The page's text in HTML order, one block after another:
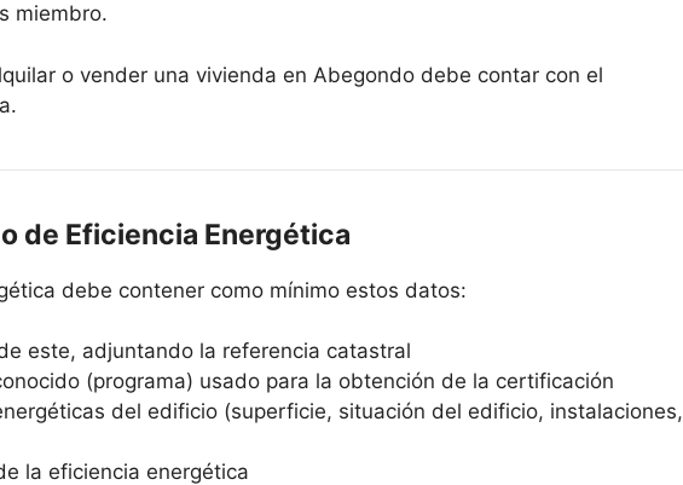
miembro.
o vender una vivienda en Abegondo debe contar con el
de Eficiencia Energética
debe contener como mínimo estos datos:
este, adjuntando la referencia catastral
(programa) usado para la obtención de la certificación
del edificio (superficie, situación del edificio, instalaciones,
la eficiencia energética